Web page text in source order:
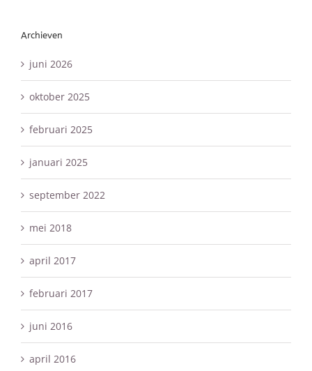
Archieven
juni 2026
oktober 2025
februari 2025
januari 2025
september 2022
mei 2018
april 2017
februari 2017
juni 2016
april 2016